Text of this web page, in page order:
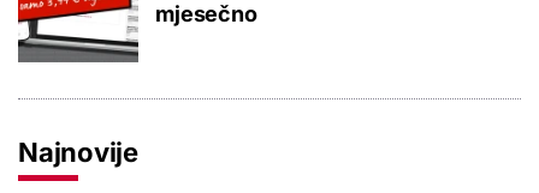
mjesečno
Najnovije